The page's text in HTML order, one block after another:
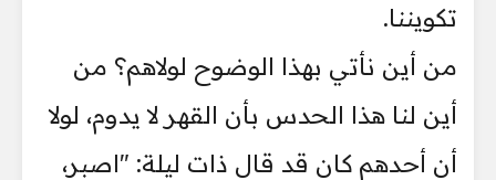
تكويننا.
من أين نأتي بهذا الوضوح لولاهم؟ من
أين لنا هذا الحدس بأن القهر لا يدوم، لولا
أن أحدهم كان قد قال ذات ليلة: "اصبر،